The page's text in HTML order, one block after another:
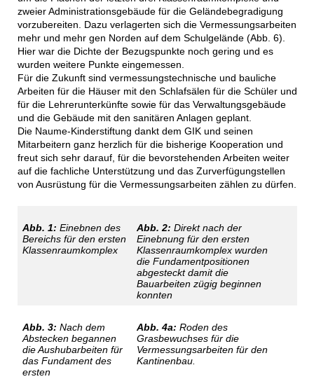
zweier Administrationsgebäude für die Geländebegradigung
vorzubereiten. Dazu verlagerten sich die Vermessungsarbeiten
mehr und mehr gen Norden auf dem Schulgelände (Abb. 6).
Hier war die Dichte der Bezugspunkte noch gering und es
wurden weitere Punkte eingemessen.
Für die Zukunft sind vermessungstechnische und bauliche
Arbeiten für die Häuser mit den Schlafsälen für die Schüler und
für die Lehrerunterkünfte sowie für das Verwaltungsgebäude
und die Gebäude mit den sanitären Anlagen geplant.
Die Naume-Kinderstiftung dankt dem GIK und seinen
Mitarbeitern ganz herzlich für die bisherige Kooperation und
freut sich sehr darauf, für die bevorstehenden Arbeiten weiter
auf die fachliche Unterstützung und das Zurverfügungstellen
von Ausrüstung für die Vermessungsarbeiten zählen zu dürfen.
Abb. 1: Einebnen des
Bereichs für den ersten
Klassenraumkomplex
Abb. 2: Direkt nach der
Einebnung für den ersten
Klassenraumkomplex wurden
die Fundamentpositionen
abgesteckt damit die
Bauarbeiten zügig beginnen
konnten
Abb. 3: Nach dem
Abstecken begannen
die Aushubarbeiten für
das Fundament des
ersten
Abb. 4a: Roden des
Grasbewuchses für die
Vermessungs­arbeiten für den
Kantinenbau.